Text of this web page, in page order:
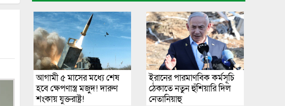
আগামী ৫ মাসের মধ্যে শেষ
হবে ক্ষেপণাস্ত্র মজুদ! দারুণ
শংকায় যুক্তরাষ্ট্র!
ইরানের পারমাণবিক কর্মসূচি
ঠেকাতে নতুন হুঁশিয়ারি দিল
নেতানিয়াহু